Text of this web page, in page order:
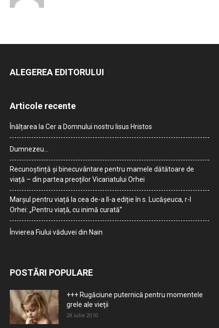
ALEGEREA EDITORULUI
Articole recente
Înălțarea la Cer a Domnului nostru Iisus Hristos
Dumnezeu…
Recunoștință și binecuvântare pentru mamele dătătoare de
viață – din partea preoților Vicariatului Orhei
Marșul pentru viață la cea de-a II-a ediție în s. Lucășeuca, r-l
Orhei: „Pentru viață, cu inimă curată”
Învierea Fiului văduvei din Nain
POSTĂRI POPULARE
+++ Rugăciune puternică pentru momentele
grele ale vieţii
28 iulie 2010